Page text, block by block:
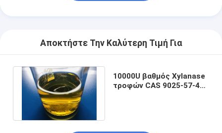
Αποκτήστε Την Καλύτερη Τιμή Για
10000U βαθμός Xylanase
τροφών CAS 9025-57-4